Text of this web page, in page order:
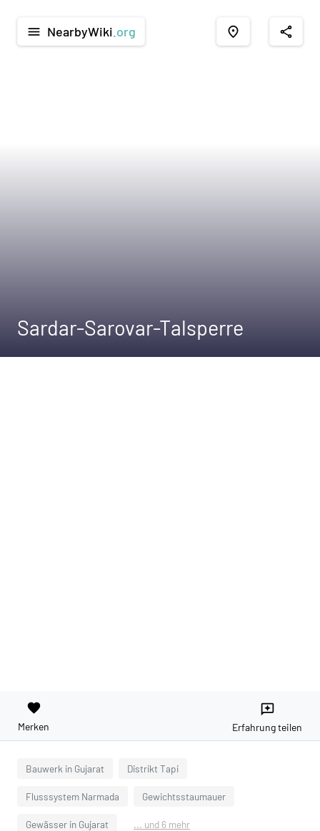
menu NearbyWiki .org place share
Sardar-Sarovar-Talsperre
favorite
Merken
reviews
Erfahrung teilen
Bauwerk in Gujarat Distrikt Tapi
Flusssystem Narmada Gewichtsstaumauer
Gewässer in Gujarat ... und 6 mehr